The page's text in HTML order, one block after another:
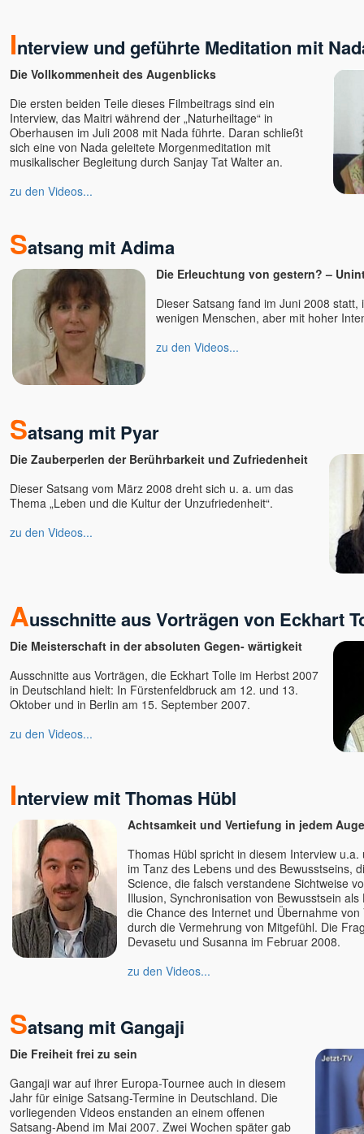
Ellen Kalwait-Borck u.
Slobodan
Ellie Roozdar
Ernst-Peter Flint
Evelin Rosenfeld
Florian Tathagata u. Julia
Schlosser
Friederike Hemsath
Ganga Mira
Gangaji u. Eli
geistreich
Bewusstseinsschule
Gerd Valentinelli
Gerhard Leon Laub
Gerhard Schrabal
Gurpreet
Hajo Michels - Kongresse
Scheinheilig!
Hans Steinke
Heinz Krug, Dr.
Helmut Charam Knüchel
Indira
Isaac Shapiro
Ivan Pietro
Jac O'Keeffe
Jayananda
Jeff Foster
Jim Newman
John David
John de Ruiter
Jürgen Hummes - die
Spirebos
Kareem & Pratibha
Karim
Karin Gerlach - Mayakarina
Lena Giger
Lino Heimild
Ludmilla und Roland
Mada Dalian
Madhukar
Interview und geführte Meditation mit
Die Vollkommenheit des Augenblicks
Die ersten beiden Teile dieses Filmbeitrags sind ein
Interview, das Maitri während der „Naturheiltage“ in
Oberhausen im Juli 2008 mit Nada führte. Daran schließt
sich eine von Nada geleitete Morgenmeditation mit
musikalischer Begleitung durch Sanjay Tat Walter an.
zu den Videos...
Satsang mit Adima
Die Erleuchtung von gestern? –
Dieser Satsang fand im Juni 2008 statt,
wenigen Menschen, aber mit hoher
zu den Videos...
Satsang mit Pyar
Die Zauberperlen der Berührbarkeit und Zufriedenheit
Dieser Satsang vom März 2008 dreht sich u. a. um das
Thema „Leben und die Kultur der Unzufriedenheit“.
zu den Videos...
Ausschnitte aus Vorträgen von Eckhart
Die Meisterschaft in der absoluten Gegen- wärtigkeit
Ausschnitte aus Vorträgen, die Eckhart Tolle im Herbst 2007
in Deutschland hielt: In Fürstenfeldbruck am 12. und 13.
Oktober und in Berlin am 15. September 2007.
zu den Videos...
Interview mit Thomas Hübl
Achtsamkeit und Vertiefung in jedem
Thomas Hübl spricht in diesem Interview u.a.
im Tanz des Lebens und des Bewusstseins,
Science, die falsch verstandene Sichtweise
Illusion, Synchronisation von Bewusstsein
die Chance des Internet und Übernahme von
durch die Vermehrung von Mitgefühl. Die
Devasetu und Susanna im Februar 2008.
zu den Videos...
Satsang mit Gangaji
Die Freiheit frei zu sein
Gangaji war auf ihrer Europa-Tournee auch in diesem
Jahr für einige Satsang-Termine in Deutschland. Die
vorliegenden Videos enstanden an einem offenen
Satsang-Abend im Mai 2007. Zwei Wochen später gab